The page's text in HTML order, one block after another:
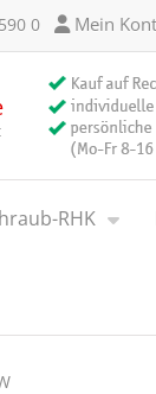
0 Mein
RHK